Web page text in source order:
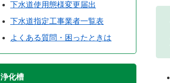
下水道使用態様変更届出
下水道指定工事業者一覧表
よくある質問・困ったときは
浄化槽